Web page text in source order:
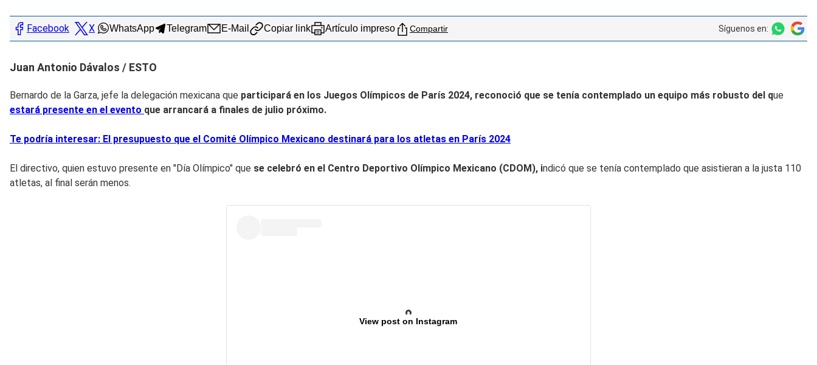
Facebook X WhatsApp Telegram E-Mail Copiar link Artículo impreso Compartir Síguenos en:
Juan Antonio Dávalos / ESTO
Bernardo de la Garza, jefe la delegación mexicana que participará en los Juegos Olímpicos de París 2024, reconoció que se tenía contemplado un equipo más robusto del que
estará presente en el evento que arrancará a finales de julio próximo.
Te podría interesar: El presupuesto que el Comité Olímpico Mexicano destinará para los atletas en París 2024
El directivo, quien estuvo presente en "Día Olímpico" que se celebró en el Centro Deportivo Olímpico Mexicano (CDOM), indicó que se tenía contemplado que asistieran a la justa 110
atletas, al final serán menos.
View post on Instagram